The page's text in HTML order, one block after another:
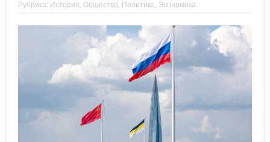
Рубрика: История Общество Политика Экономика